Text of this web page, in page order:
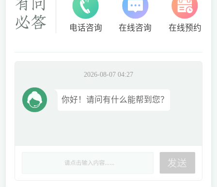
电话咨询 在线咨询 在线预约
2026-08-07 04:27
你好！请问有什么能帮到您？